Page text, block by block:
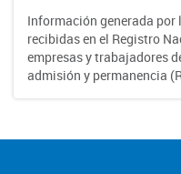
Información generada por
recibidas en el Registro
empresas y trabajadores
admisión y permanencia